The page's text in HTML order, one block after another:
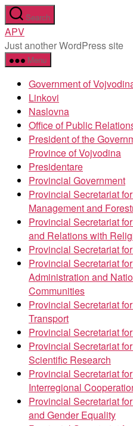
Skip
to
the
content
Search
APV
Just another WordPress site
Menu
Government of
Linkovi
Naslovna
Office of Public
President of the
Province of Vojvodina
Presidentare
Provincial Government
Provincial Secretariat
Management and
Provincial Secretariat
and Relations with
Provincial Secretariat
Provincial Secretariat
Administration and
Communities
Provincial Secretariat
Transport
Provincial Secretariat
Provincial Secretariat
Scientific Research
Provincial Secretariat
Interregional
Provincial Secretariat
and Gender Equality